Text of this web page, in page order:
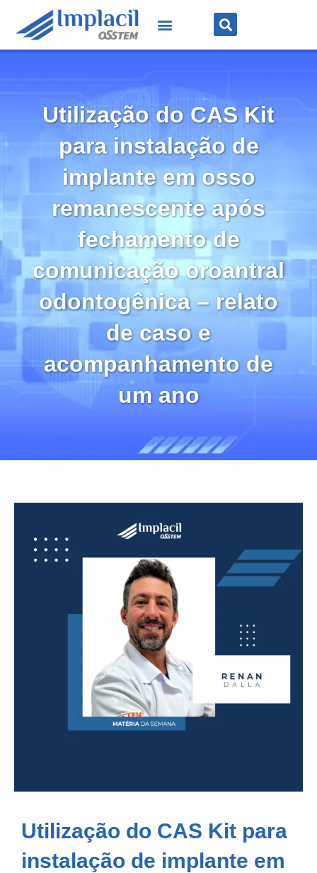
Utilização do CAS Kit
para instalação de
implante em osso
remanescente após
fechamento de
comunicação oroantral
odontogênica – relato
de caso e
acompanhamento de
um ano
Utilização do CAS Kit para
instalação de implante em